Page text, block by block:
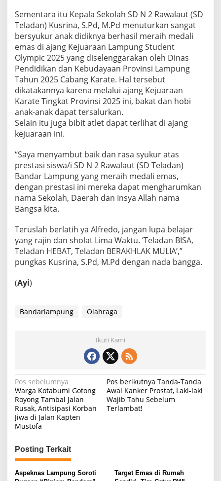
Sementara itu Kepala Sekolah SD N 2 Rawalaut (SD
Teladan) Kusrina, S.Pd, M.Pd menuturkan sangat
bersyukur anak didiknya berhasil meraih medali
emas di ajang Kejuaraan Lampung Student
Olympic 2025 yang diselenggarakan oleh Dinas
Pendidikan dan Kebudayaan Provinsi Lampung
Tahun 2025 Cabang Karate. Hal tersebut
dikatakannya karena melalui ajang Kejuaraan
Karate Tingkat Provinsi 2025 ini, bakat dan hobi
anak-anak dapat tersalurkan.
Selain itu juga bibit atlet dapat terlihat di ajang
kejuaraan ini.
“Saya menyambut baik dan rasa syukur atas
prestasi siswa/i SD N 2 Rawalaut (SD Teladan)
Bandar Lampung yang meraih medali emas,
dengan prestasi ini mereka dapat mengharumkan
nama Sekolah, Daerah dan Insya Allah nama
Bangsa kita.
Teruslah berlatih ya Alfredo, jangan lupa belajar
yang rajin dan sholat Lima Waktu. ‘Teladan BISA,
Teladan HEBAT, Teladan BERAKHLAK MULIA’,”
pungkas Kusrina, S.Pd, M.Pd dengan nada bangga.
(Ayi)
Bandarlampung Olahraga
Ikuti Kami
N
a
v
i
a
s
Pos sebelumnya
Warga Kotabumi Gotong
Royong Tambal Jalan
Rusak, Antisipasi Korban
Jiwa di Jalan Kapten
Mustofa
Pos berikutnya Tanda-Tanda
Awal Kanker Prostat, Laki-laki
Wajib Tahu Sebelum
Terlambat!
Posting Terkait
Aspeknas Lampung Soroti
Target Emas di Rumah